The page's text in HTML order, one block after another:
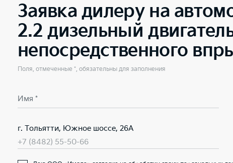
Заявка дилеру на
2.2 дизельный
непосредственного
Поля, отмеченные *, обязательны для заполнения
Имя *
г. Тольятти, Южное шоссе, 26А
+7 (8482) 55-50-66